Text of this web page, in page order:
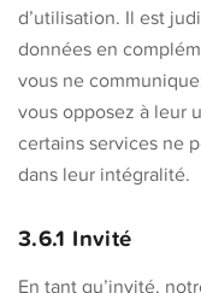
d’utilisation. Il est
données en
vous ne
vous opposez à leur
certains services ne
dans leur intégralité.
3.6.1 Invité
En tant qu’invité,